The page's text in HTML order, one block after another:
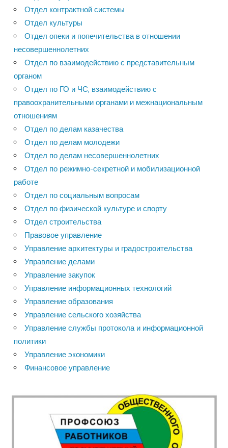
Отдел контрактной системы
Отдел культуры
Отдел опеки и попечительства в отношении
несовершеннолетних
Отдел по взаимодействию с представительным
органом
Отдел по ГО и ЧС, взаимодействию с
правоохранительными органами и межнациональным
отношениям
Отдел по делам казачества
Отдел по делам молодежи
Отдел по делам несовершеннолетних
Отдел по режимно-секретной и мобилизационной
работе
Отдел по социальным вопросам
Отдел по физической культуре и спорту
Отдел строительства
Правовое управление
Управление архитектуры и градостроительства
Управление делами
Управление закупок
Управление информационных технологий
Управление образования
Управление сельского хозяйства
Управление службы протокола и информационной
политики
Управление экономики
Финансовое управление